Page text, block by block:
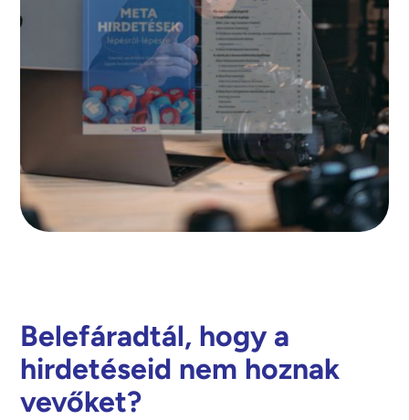
Belefáradtál, hogy a
hirdetéseid nem hoznak
vevőket?